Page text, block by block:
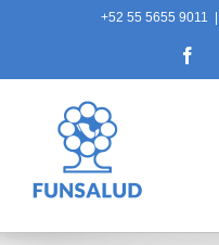
+52 55 5655 9011